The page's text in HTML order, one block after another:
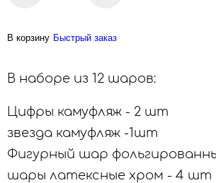
В корзину Быстрый заказ
В наборе из 12 шаров:
Цифры камуфляж - 2 шт
звезда камуфляж -1шт
Фигурный шар
шары латексные хром - 4 шт